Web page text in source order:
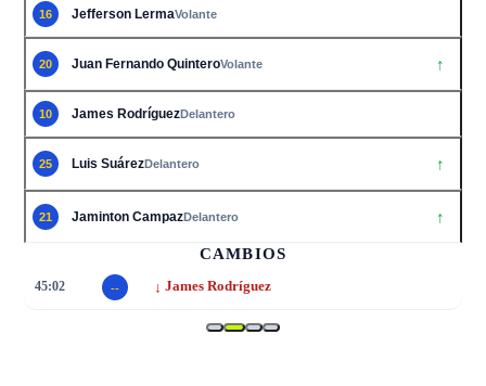
16 Jefferson LermaVolante
20 Juan Fernando QuinteroVolante ↑
10 James Rodrí­guezDelantero
25 Luis SuárezDelantero ↑
21 Jaminton CampazDelantero ↑
CAMBIOS
72:04 11 ↓ Jhon Arias